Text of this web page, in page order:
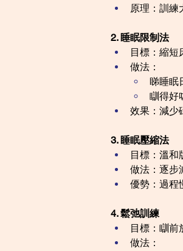
原理：訓練
2. 睡眠限制法
目標：縮短
做法：
睇睡眠
瞓得好
效果：減少
3. 睡眠壓縮法
目標：溫和
做法：逐步
優勢：過程
4. 鬆弛訓練
目標：瞓前
做法：